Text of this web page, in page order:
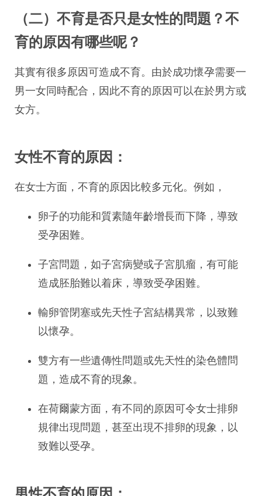
（二）不育是否只是女性的問題？不
育的原因有哪些呢？
其實有很多原因可造成不育。由於成功懷孕需要一
男一女同時配合，因此不育的原因可以在於男方或
女方。
女性不育的原因：
在女士方面，不育的原因比較多元化。例如，
卵子的功能和質素隨年齡增長而下降，導致
受孕困難。
子宮問題，如子宮病變或子宮肌瘤，有可能
造成胚胎難以着床，導致受孕困難。
輸卵管閉塞或先天性子宮結構異常，以致難
以懷孕。
雙方有一些遺傳性問題或先天性的染色體問
題，造成不育的現象。
在荷爾蒙方面，有不同的原因可令女士排卵
規律出現問題，甚至出現不排卵的現象，以
致難以受孕。